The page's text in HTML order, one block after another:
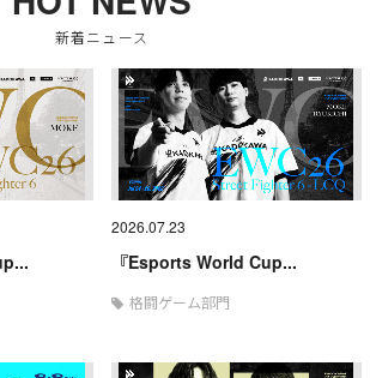
新着ニュース
2026.07.23
『Esports World Cup...
格闘ゲーム部門